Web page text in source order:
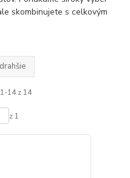
skombinujete s celkovým
14 z 14
z 1